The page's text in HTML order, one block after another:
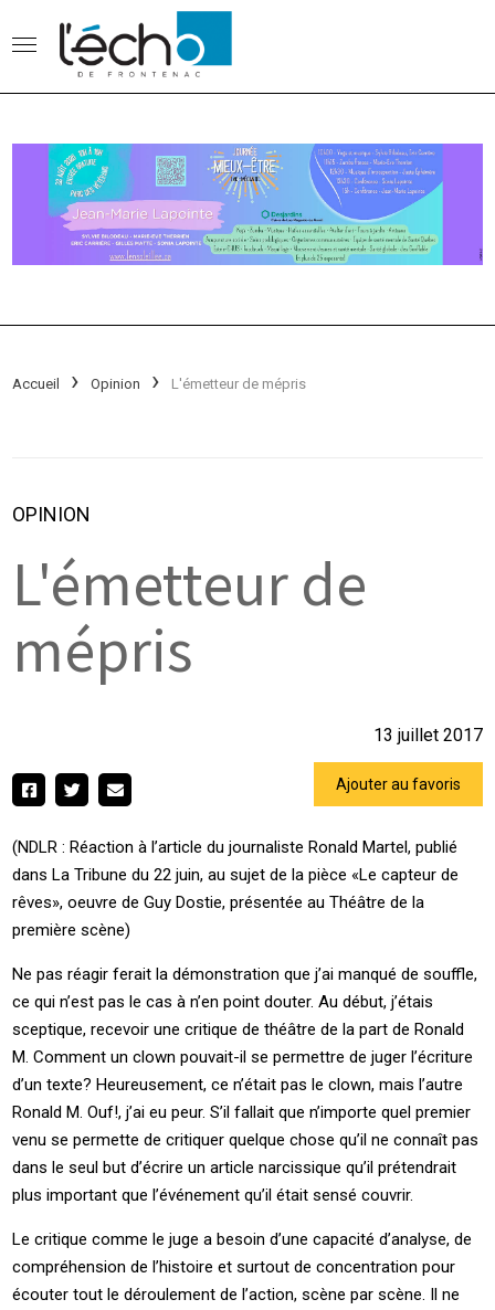
Accueil Opinion L'émetteur de mépris
OPINION
L'émetteur de
mépris
13 juillet 2017
Ajouter au favoris
(NDLR : Réaction à l’article du journaliste Ronald Martel, publié
dans La Tribune du 22 juin, au sujet de la pièce «Le capteur de
rêves», oeuvre de Guy Dostie, présentée au Théâtre de la
première scène)
Ne pas réagir ferait la démonstration que j’ai manqué de souffle,
ce qui n’est pas le cas à n’en point douter. Au début, j’étais
sceptique, recevoir une critique de théâtre de la part de Ronald
M. Comment un clown pouvait-il se permettre de juger l’écriture
d’un texte? Heureusement, ce n’était pas le clown, mais l’autre
Ronald M. Ouf!, j’ai eu peur. S’il fallait que n’importe quel premier
venu se permette de critiquer quelque chose qu’il ne connaît pas
dans le seul but d’écrire un article narcissique qu’il prétendrait
plus important que l’événement qu’il était sensé couvrir.
Le critique comme le juge a besoin d’une capacité d’analyse, de
compréhension de l’histoire et surtout de concentration pour
écouter tout le déroulement de l’action, scène par scène. Il ne